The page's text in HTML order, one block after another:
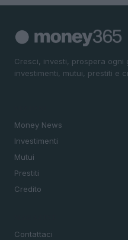
Cresci, investi, prospera ogni
investimenti, mutui, prestiti e
Money News
Investimenti
Mutui
Prestiti
Credito
Contattaci